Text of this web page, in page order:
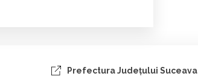
Prefectura Judeţului Suceava